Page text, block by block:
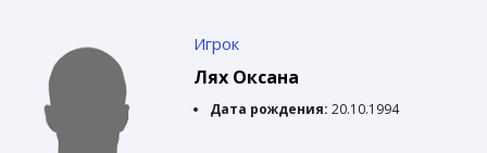
Игрок
Лях Оксана
Дата рождения:20.10.1994